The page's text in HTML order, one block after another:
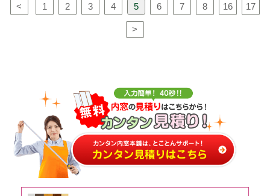
< 1 2 3 4 5 6 7 8 16 17
>